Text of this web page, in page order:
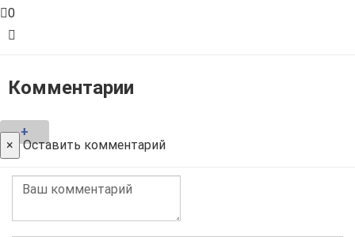
0
Комментарии
+
× Оставить комментарий